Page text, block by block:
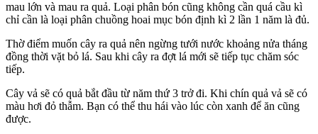
mau lớn và mau ra quả. Loại phân bón cũng không cần quá cầu kì
chỉ cần là loại phân chuồng hoai mục bón định kì 2 lần 1 năm là đủ.
Thờ điểm muốn cây ra quả nên ngừng tưới nước khoảng nửa tháng
đồng thời vặt bỏ lá. Sau khi cây ra đợt lá mới sẽ tiếp tục chăm sóc
tiếp.
Cây vả sẽ có quả bắt đầu từ năm thứ 3 trở đi. Khi chín quả vả sẽ có
màu hơi đỏ thẫm. Bạn có thể thu hái vào lúc còn xanh để ăn cũng
được.